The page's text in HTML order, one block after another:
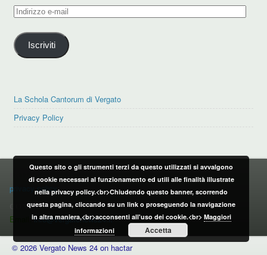
Indirizzo
mail
Iscriviti
La Schola Cantorum di Vergato
Privacy Policy
PRIVACY POLICY
privacy policy
CONTATTI:
Email:info@vergatonews24.it
© 2026 Vergato News 24 on hactar
Questo sito o gli strumenti terzi da questo utilizzati si avvalgono
di cookie necessari al funzionamento ed utili alle finalità illustrate
nella privacy policy.<br>Chiudendo questo banner, scorrendo
questa pagina, cliccando su un link o proseguendo la navigazione
in altra maniera,<br>acconsenti all'uso dei cookie.<br> Maggiori
informazioni
Accetta